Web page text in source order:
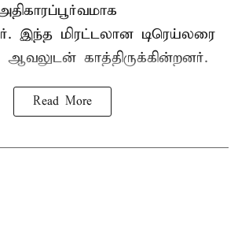
இந்த மிரட்டலான டிரெய்லரை
காத்திருக்கின்றனர்.
Read More